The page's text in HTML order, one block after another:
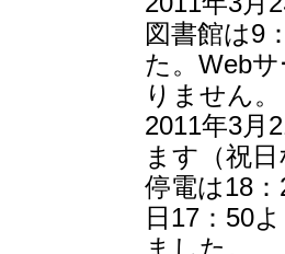
図書館は9
た。Web
りません。
2011年3月
ます（祝
停電は18
日17：50
ました。